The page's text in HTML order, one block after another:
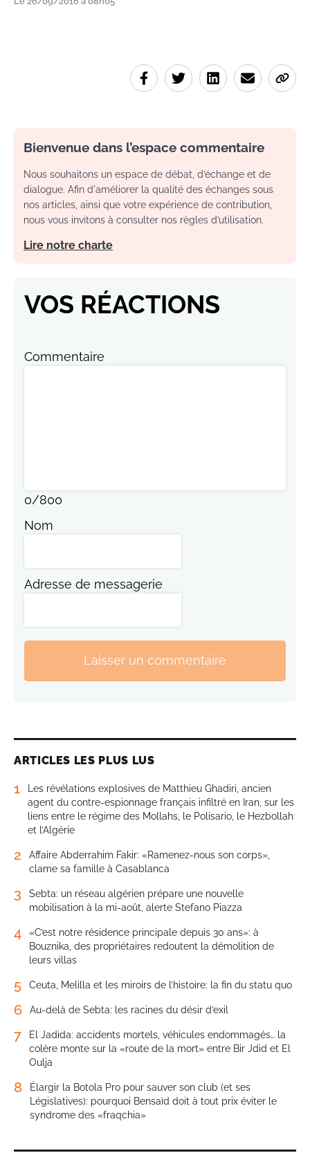
Bienvenue dans l’espace commentaire
Nous souhaitons un espace de débat, d’échange et de
dialogue. Afin d'améliorer la qualité des échanges sous
nos articles, ainsi que votre expérience de contribution,
nous vous invitons à consulter nos règles d’utilisation.
Lire notre charte
VOS RÉACTIONS
Commentaire
0/800
Nom
Adresse de messagerie
Laisser un commentaire
ARTICLES LES PLUS LUS
1
Les révélations explosives de Matthieu Ghadiri, ancien
agent du contre-espionnage français infiltré en Iran, sur les
liens entre le régime des Mollahs, le Polisario, le Hezbollah
et l’Algérie
2
Affaire Abderrahim Fakir: «Ramenez-nous son corps»,
clame sa famille à Casablanca
3
Sebta: un réseau algérien prépare une nouvelle
mobilisation à la mi-août, alerte Stefano Piazza
4
«C’est notre résidence principale depuis 30 ans»: à
Bouznika, des propriétaires redoutent la démolition de
leurs villas
5 Ceuta, Melilla et les miroirs de l’histoire: la fin du statu quo
6 Au-delà de Sebta: les racines du désir d’exil
7
El Jadida: accidents mortels, véhicules endommagés… la
colère monte sur la «route de la mort» entre Bir Jdid et El
Oulja
8
Élargir la Botola Pro pour sauver son club (et ses
Législatives): pourquoi Bensaïd doit à tout prix éviter le
syndrome des «fraqchia»